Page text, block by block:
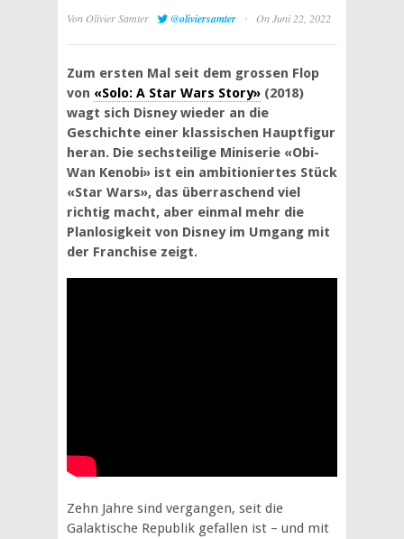
Von Olivier Samter @oliviersamter · On Juni 22, 2022
Zum ersten Mal seit dem grossen Flop
von «Solo: A Star Wars Story» (2018)
wagt sich Disney wieder an die
Geschichte einer klassischen Hauptfigur
heran. Die sechsteilige Miniserie «Obi-
Wan Kenobi» ist ein ambitioniertes Stück
«Star Wars», das überraschend viel
richtig macht, aber einmal mehr die
Planlosigkeit von Disney im Umgang mit
der Franchise zeigt.
Zehn Jahre sind vergangen, seit die
Galaktische Republik gefallen ist – und mit